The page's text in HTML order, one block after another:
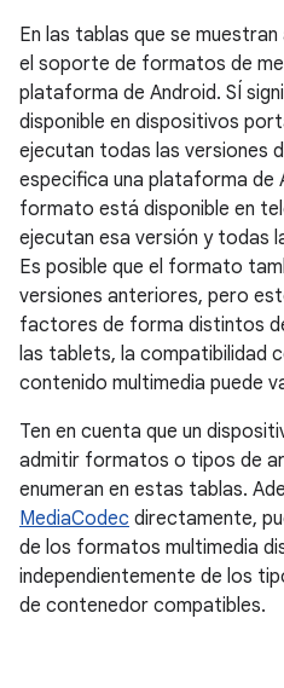
En las tablas que se
el soporte de formatos de
plataforma de Android. SÍ
disponible en dispositivos
ejecutan todas las versiones
especifica una plataforma de
formato está disponible en
ejecutan esa versión y todas
Es posible que el formato
versiones anteriores, pero
factores de forma distintos
las tablets, la compatibilidad
contenido multimedia puede
Ten en cuenta que un
admitir formatos o tipos de
enumeran en estas tablas.
MediaCodec directamente,
de los formatos multimedia
independientemente de los
de contenedor compatibles.